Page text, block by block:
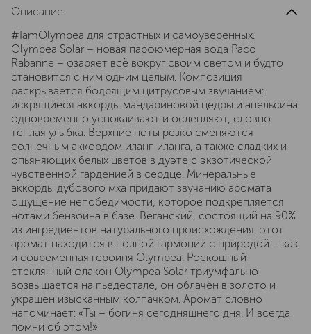
Описание
#IamOlympea для страстных и самоуверенных.
Olympea Solar – новая парфюмерная вода Paco
Rabanne – озаряет всё вокруг своим светом и будто
становится с ним одним целым. Композиция
раскрывается бодрящим цитрусовым звучанием:
искрящиеся аккорды мандариновой цедры и апельсина
одновременно успокаивают и ослепляют, словно
тёплая улыбка. Верхние ноты резко сменяются
солнечным аккордом иланг-иланга, а также сладких и
опьяняющих белых цветов в дуэте с экзотической
чувственной гарденией в сердце. Минеральные
аккорды дубового мха придают звучанию аромата
ощущение непобедимости, которое подкрепляется
нотами бензоина в базе. Веганский, состоящий на 90%
из ингредиентов натурального происхождения, этот
аромат находится в полной гармонии с природой – как
и современная героиня Olympea. Роскошный
стеклянный флакон Olympea Solar триумфально
возвышается на пьедестале, он облачён в золото и
украшен изысканным колпачком. Аромат словно
напоминает: «Ты – богиня сегодняшнего дня. И всегда
помни об этом!»